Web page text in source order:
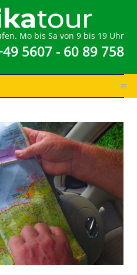
Mo bis Sa von 9 bis 19 Uhr
5607 - 60 89 758